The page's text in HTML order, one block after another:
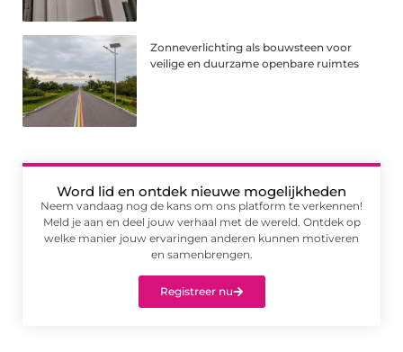
Zonneverlichting als bouwsteen voor
veilige en duurzame openbare ruimtes
Word lid en ontdek nieuwe mogelijkheden
Neem vandaag nog de kans om ons platform te verkennen!
Meld je aan en deel jouw verhaal met de wereld. Ontdek op
welke manier jouw ervaringen anderen kunnen motiveren
en samenbrengen.
Registreer nu